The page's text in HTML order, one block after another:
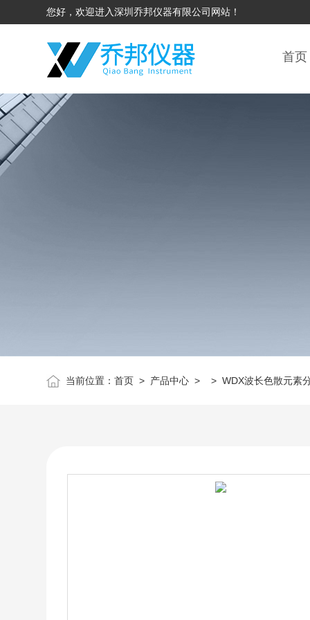
您好，欢迎进入深圳乔邦仪器有限公司网站！
首页
当前位置：首页 > 产品中心 > >WDX波长色散元素